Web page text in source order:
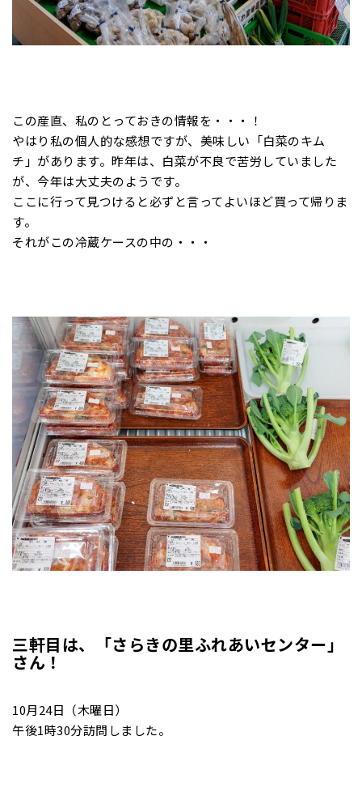
この産直、私のとっておきの情報を・・・！
やはり私の個人的な感想ですが、美味しい「白菜のキム
チ」があります。昨年は、白菜が不良で苦労していました
が、今年は大丈夫のようです。
ここに行って見つけると必ずと言ってよいほど買って帰りま
す。
それがこの冷蔵ケースの中の・・・
三軒目は、「さらきの里ふれあいセンター」
さん！
10月24日（木曜日）
午後1時30分訪問しました。